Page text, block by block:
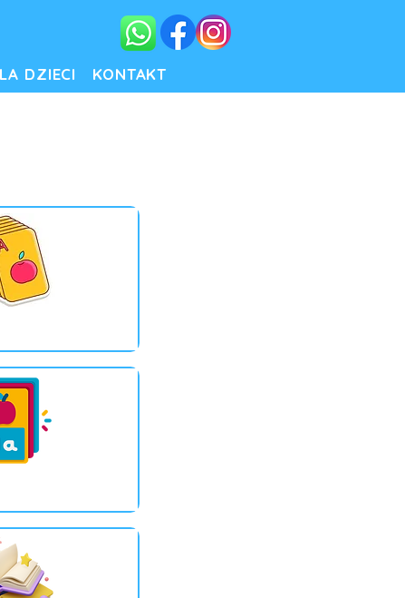
DZIECI KONTAKT